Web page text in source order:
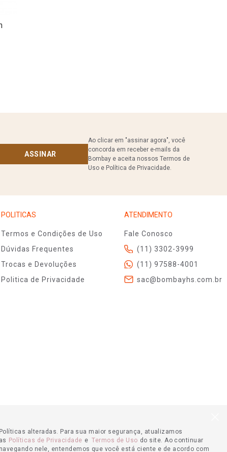
Políticas alteradas. Para sua maior segurança, atualizamos
as Políticas de Privacidade e Termos de Uso do site. Ao continuar
navegando nele, entendemos que você está ciente e de acordo com
ASSINAR
Ao clicar em "assinar agora", você
concorda em receber e-mails da
Bombay e aceita nossos Termos de
Uso e Política de Privacidade.
POLITICAS
Termos e Condições de Uso
Dúvidas Frequentes
Trocas e Devoluções
Politica de Privacidade
ATENDIMENTO
Fale Conosco
(11) 3302-3999
(11) 97588-4001
sac@bombayhs.com.br